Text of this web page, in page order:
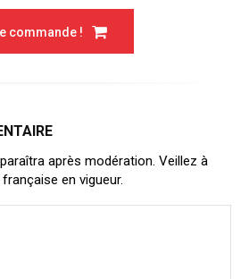
commande !
après modération. Veillez à
en vigueur.